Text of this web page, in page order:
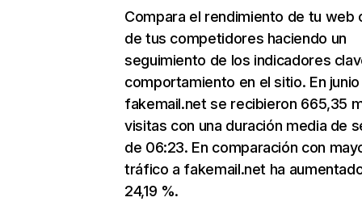
Compara el rendimiento de tu web
de tus competidores haciendo un
seguimiento de los indicadores
comportamiento en el sitio. En junio
fakemail.net se recibieron 665,35
visitas con una duración media de
de 06:23. En comparación con
tráfico a fakemail.net ha
24,19 %.